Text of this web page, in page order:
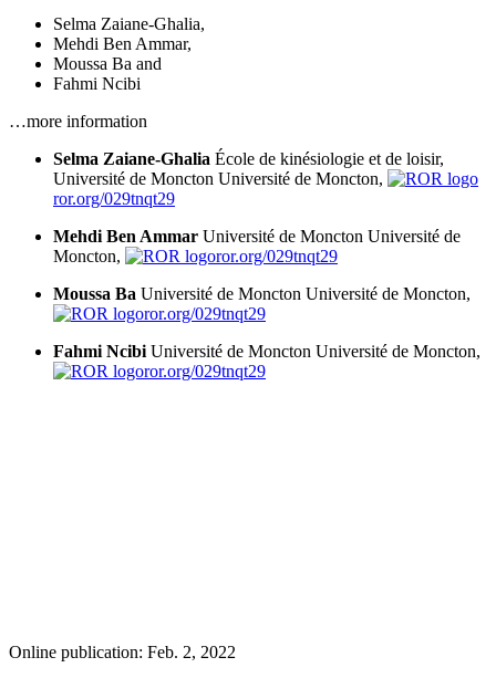
Selma Zaiane-Ghalia,
Mehdi Ben Ammar,
Moussa Ba and
Fahmi Ncibi
…more information
Selma Zaiane-Ghalia École de kinésiologie et de loisir,
Université de Moncton Université de Moncton,
ror.org/029tnqt29
Mehdi Ben Ammar Université de Moncton Université de
Moncton,
ror.org/029tnqt29
Moussa Ba Université de Moncton Université de Moncton,
ror.org/029tnqt29
Fahmi Ncibi Université de Moncton Université de Moncton,
ror.org/029tnqt29
Online publication: Feb. 2, 2022